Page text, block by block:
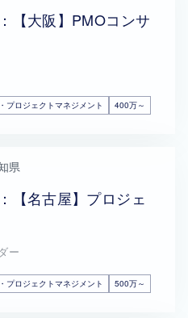
【大阪】PMOコンサ
プロジェクトマネジメント 400万～
県
【名古屋】プロジェ
ー
プロジェクトマネジメント 500万～